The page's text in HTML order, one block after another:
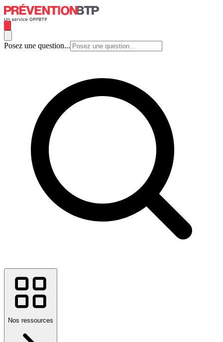
Posez une question...
Nos ressources